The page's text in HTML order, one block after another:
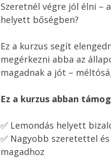
Szeretnél végre jól élni –
helyett bőségben?
Ez a kurzus segít
megérkezni abba az
magadnak a jót –
Ez a kurzus abban
✅ Lemondás helyett
✅ Nagyobb szeretettel
magadhoz